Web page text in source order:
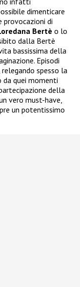
dimenticare
provocazioni di
Bertè o lo
dalla Bertè
bassissima della
Episodi
spesso la
da quei momenti
della
vero must-have,
un potentissimo